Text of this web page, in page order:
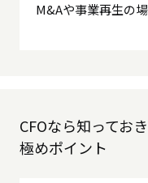
M&Aや事業再生の
CFOなら知ってお
極めポイント